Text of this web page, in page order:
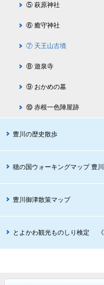
⑤ 萩原神社
⑥ 癒守神社
⑦ 天王山古墳
⑧ 遊泉寺
⑨ おかめの墓
⑩ 赤根一色陣屋跡
豊川の歴史散歩 （平
穂の国ウォーキングマップ 豊
豊川御津散策マップ
とよかわ観光ものしり検定 《